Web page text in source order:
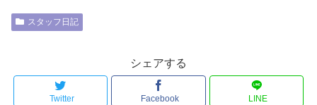
スタッフ日記
シェアする
Twitter Facebook LINE